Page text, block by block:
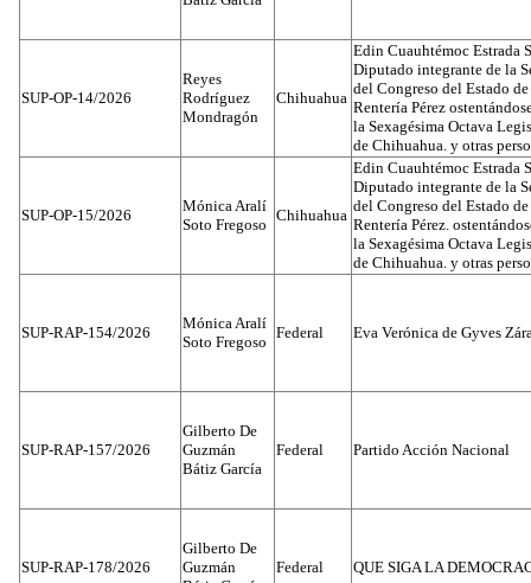
SUP-OP-14/2026
Reyes
Rodríguez
Mondragón
Chihuahua
Edin Cuauhtémoc Estrada
Diputado integrante de la
del Congreso del Estado
Rentería Pérez
la Sexagésima Octava
de Chihuahua. y otras
SUP-OP-15/2026
Mónica Aralí
Soto Fregoso
Chihuahua
Edin Cuauhtémoc Estrada
Diputado integrante de la
del Congreso del Estado
Rentería Pérez.
la Sexagésima Octava
de Chihuahua. y otras
SUP-RAP-154/2026
Mónica Aralí
Soto Fregoso
Federal Eva Verónica de Gyves
SUP-RAP-157/2026
Gilberto De
Guzmán
Bátiz García
Federal Partido Acción Nacional
SUP-RAP-178/2026
Gilberto De
Guzmán
Federal QUE SIGA LA